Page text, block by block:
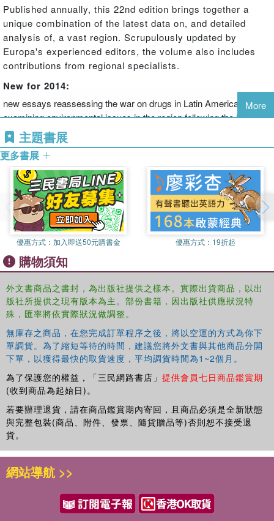
Published annually, this 22nd edition brings together a
unique combination of the latest data on, and detailed
analysis of, a vast region. Scrupulously updated by
Europa's experienced editors, the volume also includes
contributions from regional specialists.
New for 2014:
new essays reassessing the war on drugs in Latin America and
examining environmental issues in the region following the Rio+20
conference
analysis of all recent elections in the region, including the return to
office of the Partido Revolucionario Institucional in Mexico and the
struggle for power in Venezuela following the death of Hugo Chavez
completely revised articles on Caribbean autonomy, political
change in Latin America, violence and insecurity in Mexico, and
natural hazards in the Caribbean
General Survey
Essays written by acknowledged experts on the area
provide an impartial overview of the region.
Country surveys
Individual chapters on each country, comprising:
essays on the geography, recent history and economy of each
country
a statistical survey
a select bibliography.
Regional Information
A directory of research institutes and bibliographies of
books and journals covering Latin America and the
Caribbean.
More
主題書展
更多書展
優惠方式： 加入即送50元購書金 優惠方式： 19折起
購物須知
外文書商品之書封，為出版社提供之樣本。實際出貨商品，以出
版社所提供之現有版本為主。部份書籍，因出版社供應狀況特
殊，匯率將依實際狀況做調整。
無庫存之商品，在您完成訂單程序之後，將以空運的方式為你下
單調貨。為了縮短等待的時間，建議您將外文書與其他商品分開
下單，以獲得最快的取貨速度，平均調貨時間為1~2個月。
為了保護您的權益，「三民網路書店」 提供會員七日商品鑑賞期
(收到商品為起始日)。
若要辦理退貨，請在商品鑑賞期內寄回，且商品必須是全新狀態
與完整包裝(商品、附件、發票、隨貨贈品等)否則恕不接受退
貨。
網站導航 >>